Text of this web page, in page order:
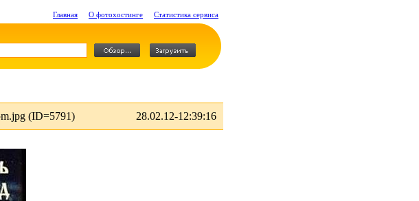
Главная О фотохостинге Статистика сервиса
(ID=5791) 28.02.12-12:39:16